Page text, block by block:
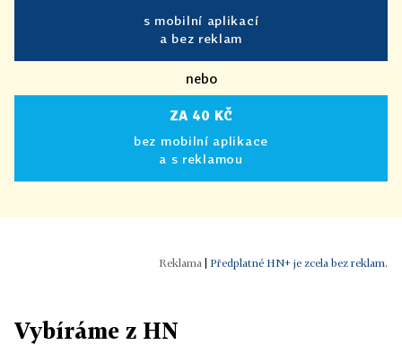
s mobilní aplikací
a bez reklam
nebo
ZA 40 KČ
bez mobilní aplikace
a s reklamou
Předplatné HN+ je zcela bez reklam.
Vybíráme z HN